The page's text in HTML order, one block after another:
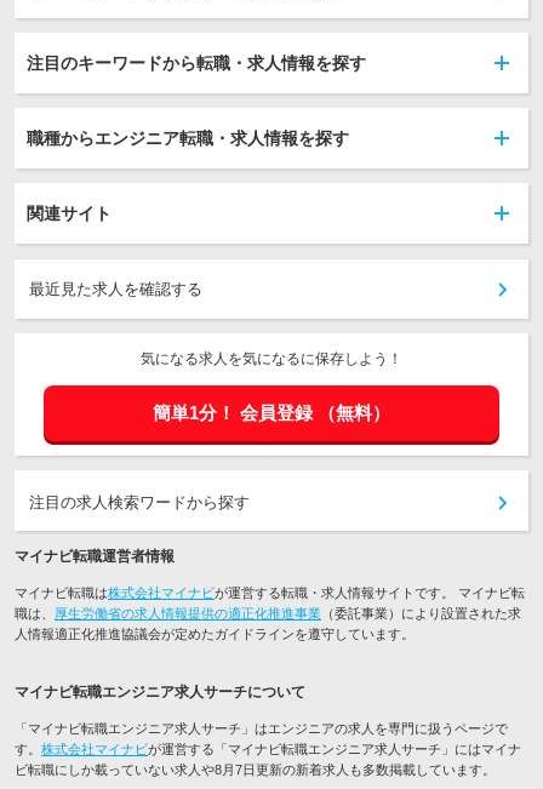
注目のキーワードから転職・求人情報を探す
職種からエンジニア転職・求人情報を探す
関連サイト
最近見た求人を確認する
気になる求人を気になるに保存しよう！
簡単1分！ 会員登録 （無料）
注目の求人検索ワードから探す
マイナビ転職運営者情報
マイナビ転職は株式会社マイナビが運営する転職・求人情報サイトです。 マイナビ転
職は、 厚生労働省の求人情報提供の適正化推進事業 （委託事業）により設置された求
人情報適正化推進協議会が定めたガイドラインを遵守しています。
マイナビ転職エンジニア求人サーチについて
「マイナビ転職エンジニア求人サーチ」はエンジニアの求人を専門に扱うページで
す。 株式会社マイナビが運営する「マイナビ転職エンジニア求人サーチ」にはマイナ
ビ転職にしか載っていない求人や8月7日更新の新着求人も多数掲載しています。